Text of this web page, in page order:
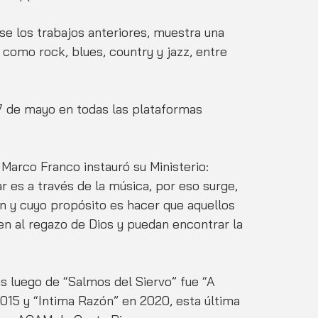
los trabajos anteriores, muestra una
rock, blues, country y jazz, entre
mayo en todas las plataformas
Franco instauró su Ministerio:
es a través de la música, por eso surge,
y cuyo propósito es hacer que aquellos
al regazo de Dios y puedan encontrar la
de “Salmos del Siervo” fue “A
y “Intima Razón” en 2020, esta última